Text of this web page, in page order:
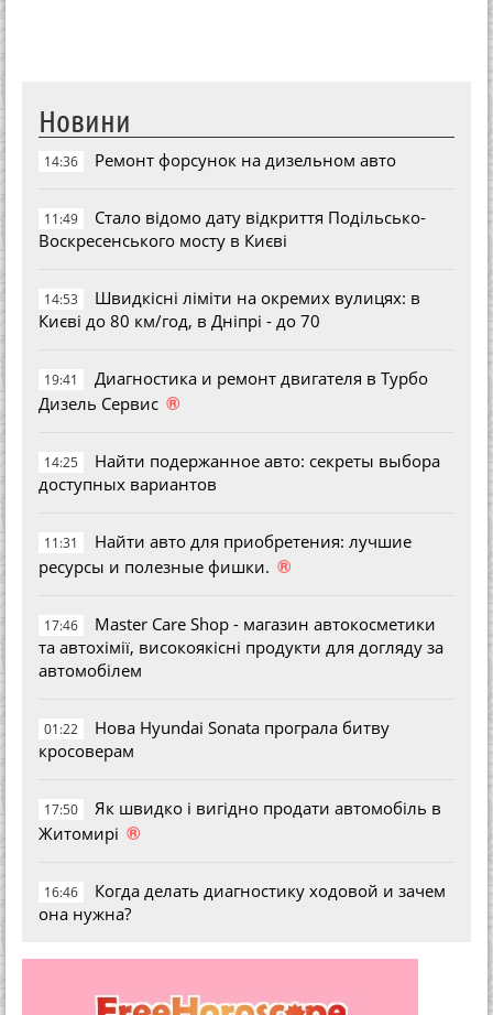
Новини
14:36 Ремонт форсунок на дизельном авто
11:49
Стало відомо дату відкриття Подільсько-
Воскресенського мосту в Києві
14:53
Швидкісні ліміти на окремих вулицях: в
Києві до 80 км/год, в Дніпрі - до 70
19:41
Диагностика и ремонт двигателя в Турбо
Дизель Сервис ®
14:25
Найти подержанное авто: секреты выбора
доступных вариантов
11:31
Найти авто для приобретения: лучшие
ресурсы и полезные фишки. ®
17:46
Master Care Shop - магазин автокосметики
та автохімії, високоякісні продукти для догляду за
автомобілем
01:22
Нова Hyundai Sonata програла битву
кросоверам
17:50
Як швидко і вигідно продати автомобіль в
Житомирі ®
16:46
Когда делать диагностику ходовой и зачем
она нужна?